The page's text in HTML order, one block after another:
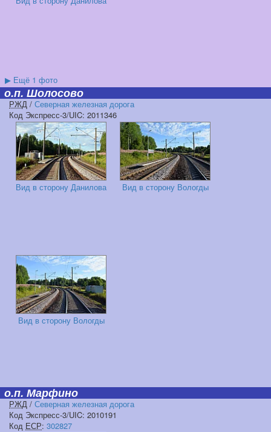
▶ Ещё 1 фото
о.п. Шолосово
РЖД / Северная железная дорога
Код Экспресс-3/UIC: 2011346
Вид в сторону Данилова Вид в сторону Вологды
Вид в сторону Вологды
о.п. Марфино
РЖД / Северная железная дорога
Код Экспресс-3/UIC: 2010191
Код ЕСР: 302827